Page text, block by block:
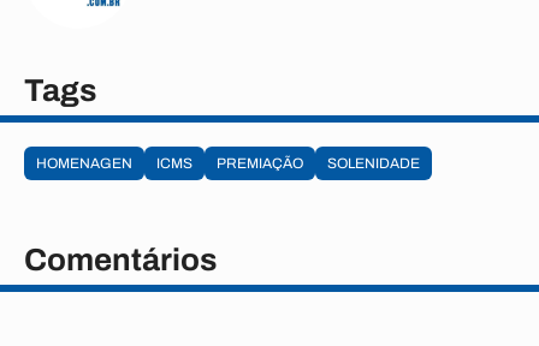
Tags
HOMENAGEN ICMS PREMIAÇÃO SOLENIDADE
Comentários